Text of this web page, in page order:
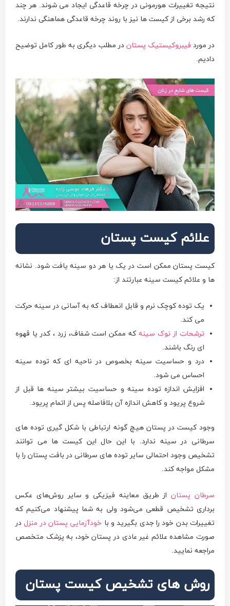
نتیجه تغییرات هورمونی در چرخه قاعدگی ایجاد می شوند. هر چند
که رشد برخی از کیست ها نیز با روند چرخه قاعدگی هماهنگی ندارند.
در مورد فیبروکیستیک پستان در مطلب دیگری به طور کامل توضیح
دادیم.
علائم کیست پستان
کیست پستان ممکن است در یک یا هر دو سینه یافت شود. نشانه
ها و علائم کیست سینه عبارتند از:
یک توده کوچک نرم و قابل انعطاف که به آسانی در سینه حرکت
می کند.
ترشحات از نوک سینه که ممکن است شفاف، زرد ، کدر یا قهوه
ای رنگ باشند.
درد و حساسیت سینه بخصوص در ناحیه ای که توده سینه
احساس می شود.
افزایش اندازه توده سینه و حساسیت بیشتر سینه ها قبل از
شروع پریود و کاهش اندازه آن بلافاصله پس از اتمام پریود.
وجود کیست در پستان هیچ گونه ارتباطی با شکل گیری توده های
سرطانی در سینه ندارد. با این حال این کیست ها می توانند
تشخیص وجود احتمالی سایر توده های سرطانی در بافت پستان را با
مشکل مواجه کند.
سرطان پستاناز طریق معاینه فیزیکی و سایر روش‌های عکس
برداری تشخیص قطعی می‌شود ولی به شما پیشنهاد می‌کنیم که
تغییرات بدن خود را جدی بگیرید و با خودآزمایی پستان در منزل در
صورت مشاهده علائم غیر عادی در پستان خود، به پزشک متخصص
مراجعه نمایید.
روش های تشخیص کیست پستان